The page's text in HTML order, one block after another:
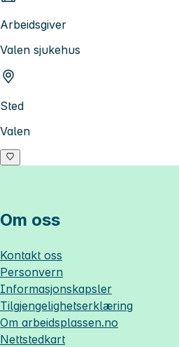
Arbeidsgiver
Valen sjukehus
Sted
Valen
Om oss
Kontakt oss
Personvern
Informasjonskapsler
Tilgjengelighetserklæring
Om arbeidsplassen.no
Nettstedkart